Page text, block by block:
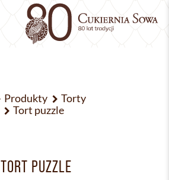
Produkty
Torty
Tort puzzle
TORT PUZZLE